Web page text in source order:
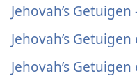
Jehovah’s
Jehovah’s
Jehovah’s